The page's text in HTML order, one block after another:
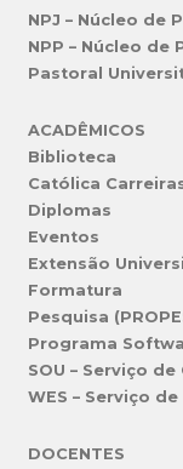
NPJ – Núcleo de
NPP – Núcleo de
Pastoral
ACADÊMICOS
Biblioteca
Católica
Diplomas
Eventos
Extensão
Formatura
Pesquisa
Programa
SOU – Serviço
WES – Serviço
DOCENTES